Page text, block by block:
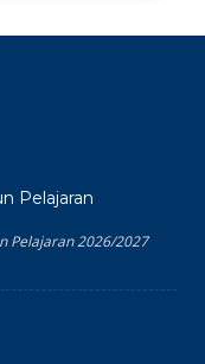
Pelajaran
Pelajaran 2026/2027